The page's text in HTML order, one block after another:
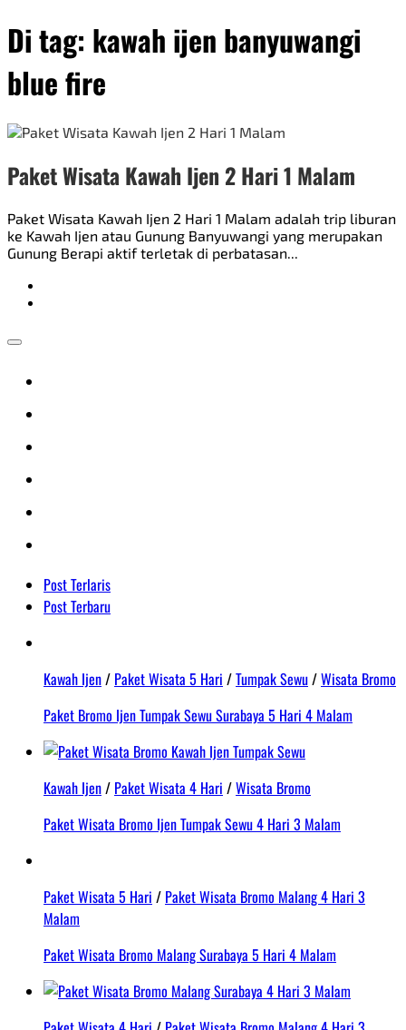
Di tag: kawah ijen banyuwangi
blue fire
Paket Wisata Kawah Ijen 2 Hari 1 Malam
Paket Wisata Kawah Ijen 2 Hari 1 Malam adalah trip liburan
ke Kawah Ijen atau Gunung Banyuwangi yang merupakan
Gunung Berapi aktif terletak di perbatasan...
Post Terlaris
Post Terbaru
Kawah Ijen/ Paket Wisata 5 Hari /Tumpak Sewu/Wisata Bromo
Paket Bromo Ijen Tumpak Sewu Surabaya 5 Hari 4 Malam
Kawah Ijen/ Paket Wisata 4 Hari /Wisata Bromo
Paket Wisata Bromo Ijen Tumpak Sewu 4 Hari 3 Malam
Paket Wisata 5 Hari / Paket Wisata Bromo Malang 4 Hari 3
Malam
Paket Wisata Bromo Malang Surabaya 5 Hari 4 Malam